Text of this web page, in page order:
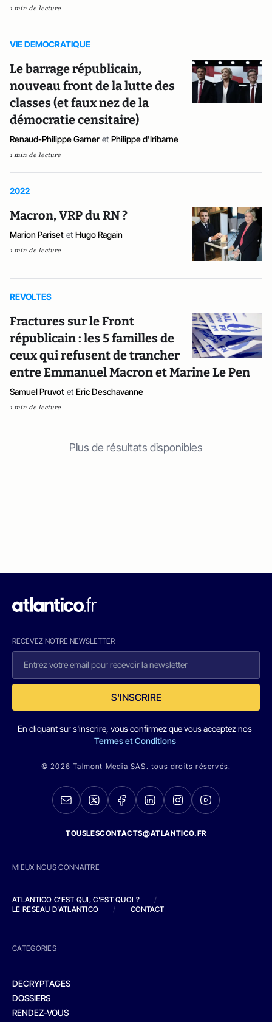
1 min de lecture
VIE DEMOCRATIQUE
Le barrage républicain,
nouveau front de la lutte des
classes (et faux nez de la
démocratie censitaire)
Renaud-Philippe Garner et Philippe d'Iribarne
1 min de lecture
2022
Macron, VRP du RN ?
Marion Pariset et Hugo Ragain
1 min de lecture
REVOLTES
Fractures sur le Front
républicain : les 5 familles de
ceux qui refusent de trancher
entre Emmanuel Macron et Marine Le Pen
Samuel Pruvot et Eric Deschavanne
1 min de lecture
Plus de résultats disponibles
RECEVEZ NOTRE NEWSLETTER
S'INSCRIRE
En cliquant sur s'inscrire, vous confirmez que vous acceptez nos
Termes et Conditions
© 2026 Talmont Media SAS. tous droits réservés.
TOUSLESCONTACTS@ATLANTICO.FR
MIEUX NOUS CONNAITRE
ATLANTICO C'EST QUI, C'EST QUOI ?
/
LE RESEAU D'ATLANTICO
/ CONTACT
CATEGORIES
DECRYPTAGES
DOSSIERS
RENDEZ-VOUS